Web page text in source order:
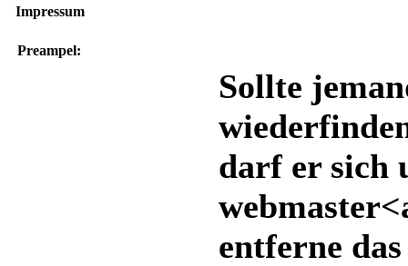
Impressum
Preampel:
Sollte
darf er sich
entferne